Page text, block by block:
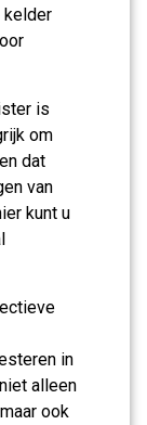
kelder
is
om
dat
van
kunt u
in
alleen
ook